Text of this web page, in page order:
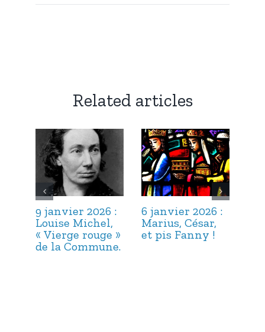
Related articles
9 janvier 2026 :
Louise Michel,
« Vierge rouge »
de la Commune.
6 janvier 2026 :
Marius, César,
et pis Fanny !